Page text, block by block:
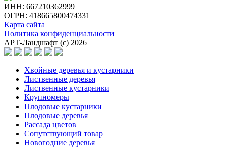
ИНН: 667210362999
ОГРН: 418665800474331
Карта сайта
Политика конфиденциальности
АРТ-Ландшафт (с) 2026
Хвойные деревья и кустарники
Лиственные деревья
Лиственные кустарники
Крупномеры
Плодовые кустарники
Плодовые деревья
Рассада цветов
Сопутствующий товар
Новогодние деревья